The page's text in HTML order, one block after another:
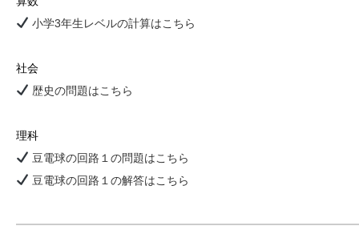
小学3年生レベルの計算はこちら
社会
歴史の問題はこちら
理科
豆電球の回路１の問題はこちら
豆電球の回路１の解答はこちら